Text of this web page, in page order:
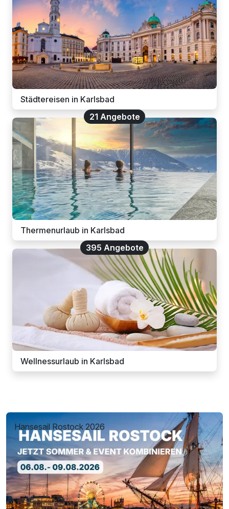
Städtereisen in Karlsbad
21 Angebote
Thermenurlaub in Karlsbad
395 Angebote
Wellnessurlaub in Karlsbad
Hansesail Rostock 2026